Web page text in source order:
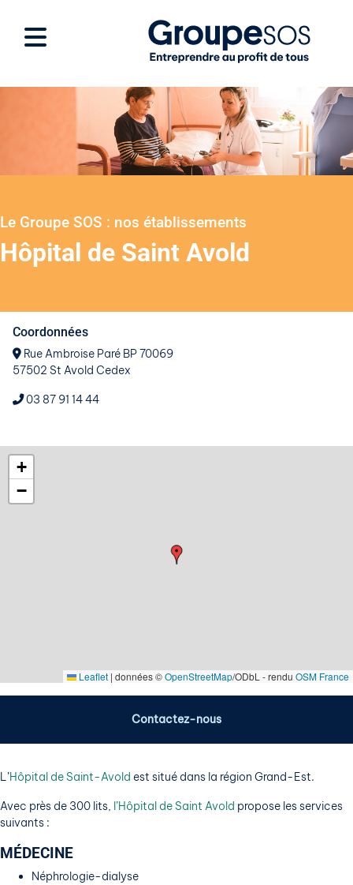
Le Groupe SOS : nos établissements
Hôpital de Saint Avold
L’Hôpital de Saint-Avold est situé dans la région Grand-Est.
Avec près de 300 lits, l’Hôpital de Saint Avold propose les services
suivants :
MÉDECINE
Néphrologie-dialyse
Coordonnées
Rue Ambroise Paré BP 70069
57502 St Avold Cedex
03 87 91 14 44
+
−
Leaflet | données ©OpenStreetMap/ODbL - rendu OSM France
Contactez-nous